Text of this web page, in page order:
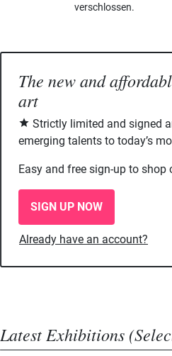
verschlossen.
The new and
art
Strictly limited and signed
emerging talents to today’s
Easy and free sign-up to shop
SIGN UP NOW
Already have an account?
Latest Exhibitions